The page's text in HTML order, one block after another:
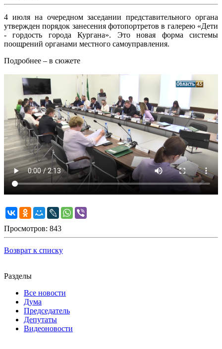
4 июля на очередном заседании представительного органа
утвержден порядок занесения фотопортретов в галерею «Дети
- гордость города Кургана». Это новая форма системы
поощрений органами местного самоуправления.
Подробнее – в сюжете
Просмотров: 843
Возврат к списку
Разделы
Все новости
Дума
Председатель
Депутаты
Видеоновости